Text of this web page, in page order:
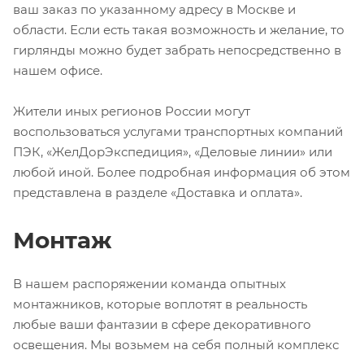
ваш заказ по указанному адресу в Москве и
области. Если есть такая возможность и желание, то
гирлянды можно будет забрать непосредственно в
нашем офисе.
Жители иных регионов России могут
воспользоваться услугами транспортных компаний
ПЭК, «ЖелДорЭкспедиция», «Деловые линии» или
любой иной. Более подробная информация об этом
представлена в разделе «Доставка и оплата».
Монтаж
В нашем распоряжении команда опытных
монтажников, которые воплотят в реальность
любые ваши фантазии в сфере декоративного
освещения. Мы возьмем на себя полный комплекс